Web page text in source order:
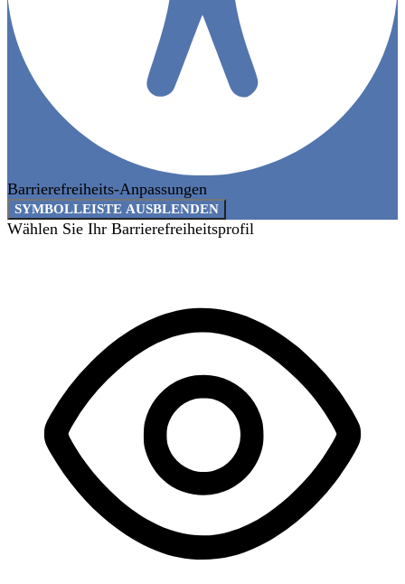
Barrierefreiheits-Anpassungen
SYMBOLLEISTE AUSBLENDEN
Wählen Sie Ihr Barrierefreiheitsprofil